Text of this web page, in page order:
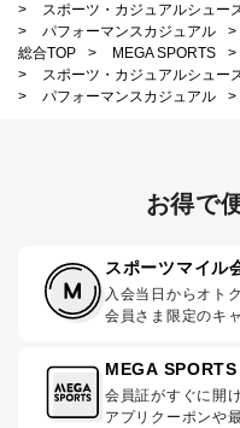
>
スポーツ・カジュアルシュー
>
パフォーマンスカジュアル >
総合TOP
> MEGA SPORTS >
>
スポーツ・カジュアルシュー
>
パフォーマンスカジュアル >
お得で
スポーツマイル
入会当日からオト
会員さま限定のキ
MEGA SPORTS
会員証がすぐに開
アプリクーポンや